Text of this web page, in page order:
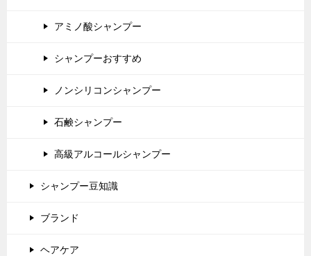
アミノ酸シャンプー
シャンプーおすすめ
ノンシリコンシャンプー
石鹸シャンプー
高級アルコールシャンプー
シャンプー豆知識
ブランド
ヘアケア